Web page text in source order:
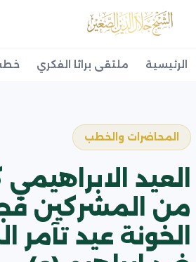
الرئيسية ملتقى براثا الفكري
المحاضرات والخطب
العيد
من المشركين
الخونة عيد تآمر